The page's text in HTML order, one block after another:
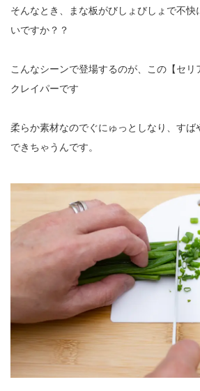
そんなとき、まな板がびしょびしょで不快
いですか？？
こんなシーンで登場するのが、この【セリ
クレイパーです
柔らか素材なのでぐにゅっとしなり、すば
できちゃうんです。